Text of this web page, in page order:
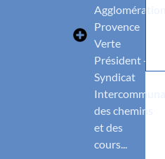
Agglomération
Provence
Verte
Président -
Syndicat
Intercommunal
des chemins
et des
cours...